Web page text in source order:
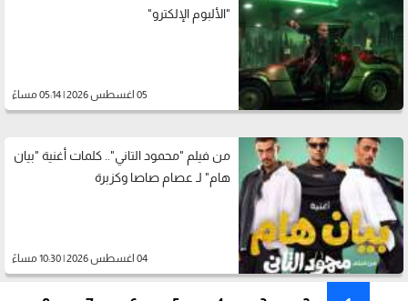
"الألبوم الإلكترو"
05 اغسطس 2026 | 05:14 مساءً
من فيلم "محمود التاني".. كلمات أغنية "بيان
هام" لـ عصام صاصا وكزبرة
04 اغسطس 2026 | 10:30 مساءً